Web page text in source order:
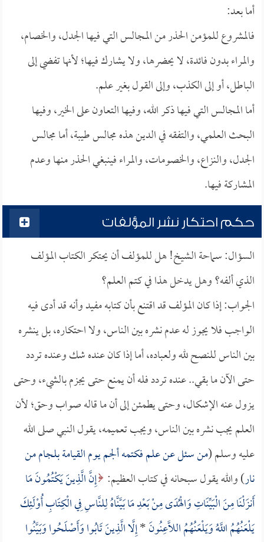
أما بعد:
فالمشروع للمؤمن الحذر من المجالس التي فيها الجدل، والخصام،
والمراء بدون فائدة، لا يحضرها، ولا يشارك فيها؛ لأنها تفضي إلى
الباطل، أو إلى الكذب، وإلى القول بغير علم.
أما المجالس التي فيها ذكر الله، وفيها التعاون على الخير، وفيها
البحث العلمي، والتفقه في الدين هذه مجالس طيبة، أما مجالس
الجدل، والنزاع، والخصومات، والمراء فينبغي الحذر منها وعدم
المشاركة فيها.
حكم احتكار نشر المؤلفات
السؤال: سماحة الشيخ! هل للمؤلف أن يحتكر الكتاب المؤلف
الذي ألفه؟ وهل يدخل هذا في كتم العلم؟
الجواب: إذا كان المؤلف قد اقتنع بأن كتابه مفيد وأنه قد أدى فيه
الواجب فلا يجوز له عدم نشره بين الناس، ولا احتكاره، بل ينشره
بين الناس للنصح لله ولعباده، أما إذا كان عنده شك وعنده تردد
حتى الآن ما بقي.. عنده تردد فله أن يمنع حتى يجزم بالشيء، وحتى
يزول عنه الإشكال، وحتى يطمئن إلى أن ما قاله صواب وحق؛ لأن
العلم يجب نشره بين الناس، ويجب تعميمه، يقول النبي صلى الله
عليه وسلم (من سئل عن علم فكتمه ألجم يوم القيامة بلجام من
نار) والله يقول سبحانه في كتاب العظيم: إِنَّ الَّذِينَ يَكْتُمُونَ مَا
أَنزَلْنَا مِنَ الْبَيِّنَاتِ وَالْهُدَى مِنْ بَعْدِ مَا بَيَّنَّاهُ لِلنَّاسِ فِي الْكِتَابِ أُوْلَئِكَ
يَلْعَنُهُمُ اللَّهُ وَيَلْعَنُهُمُ اللَّاعِنُونَ*إِلَّا الَّذِينَ تَابُوا وَأَصْلَحُوا وَبَيَّنُوا